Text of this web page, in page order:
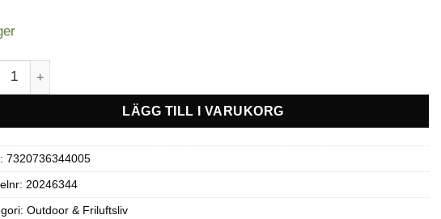
Campingstol Camp mängd
LÄGG TILL I VARUKORG
7320736344005
20246344
Outdoor & Friluftsliv